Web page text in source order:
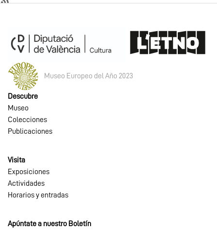
Catálogo
Museo Europeo del Año 2023
Descubre
Museo
Colecciones
Publicaciones
Visita
Exposiciones
Actividades
Horarios y entradas
Apúntate a nuestro Boletín